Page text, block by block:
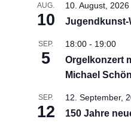
AUG.
10
10. August, 2026
Jugendkunst-
SEP.
5
18:00- 19:00
Orgelkonzert
Michael
SEP.
12
12. September,
150 Jahre